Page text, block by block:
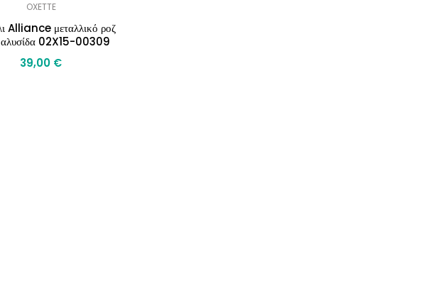
OXETTE
Alliance μεταλλικό ροζ
αλυσίδα 02X15-00309
39,00 €